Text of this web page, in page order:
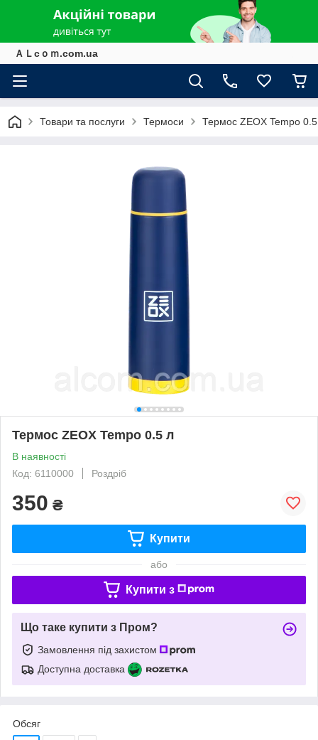
ＡＬcｏｍ.com.ua
Товари та послуги Термоси Термос ZEOX Tempo
Термос ZEOX Tempo 0.5 л
В наявності
Код: 6110000
Роздріб
350 ₴
Купити
або
Купити з
Що таке купити з Пром?
Замовлення під захистом
Доступна доставка
Обсяг